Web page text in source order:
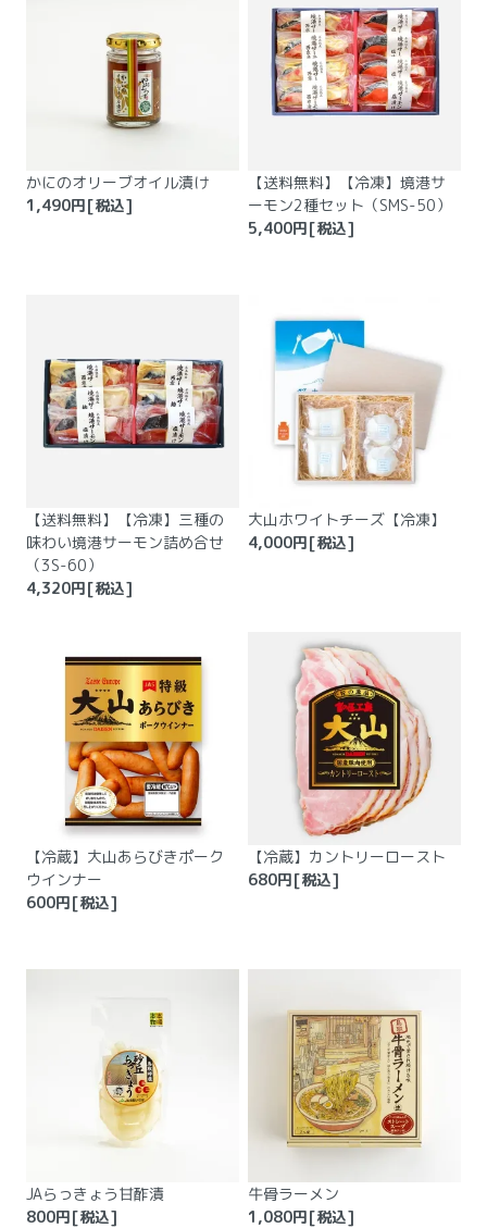
かにのオリーブオイル漬け
1,490円[税込]
【送料無料】【冷凍】境港サ
ーモン2種セット（SMS-50）
5,400円[税込]
【送料無料】【冷凍】三種の
味わい境港サーモン詰め合せ
（3S-60）
4,320円[税込]
大山ホワイトチーズ【冷凍】
4,000円[税込]
【冷蔵】大山あらびきポーク
ウインナー
600円[税込]
【冷蔵】カントリーロースト
680円[税込]
JAらっきょう甘酢漬
800円[税込]
牛骨ラーメン
1,080円[税込]